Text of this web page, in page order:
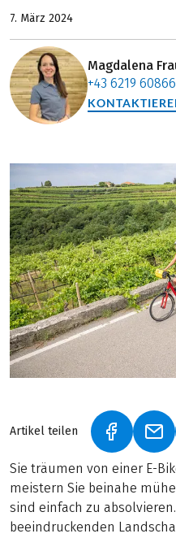
7. März 2024
Magdalena
+43 6219
Artikel teilen (LINK
Sie träumen von einer E-
meistern Sie beinahe
sind einfach zu
beeindruckenden